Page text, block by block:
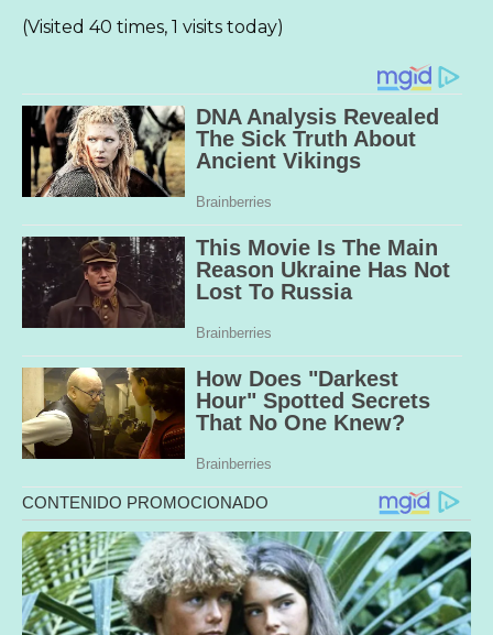
(Visited 40 times, 1 visits today)